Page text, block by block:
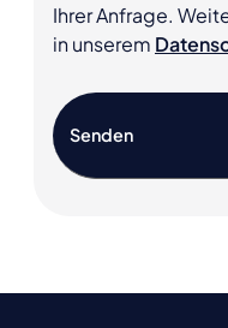
Ihrer Anfrage.
in unserem